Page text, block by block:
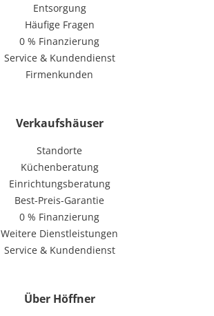
Entsorgung
Häufige Fragen
0 % Finanzierung
Service & Kundendienst
Firmenkunden
Verkaufshäuser
Standorte
Küchenberatung
Einrichtungsberatung
Best-Preis-Garantie
0 % Finanzierung
Weitere Dienstleistungen
Service & Kundendienst
Über Höffner